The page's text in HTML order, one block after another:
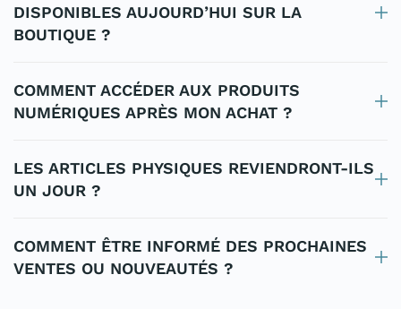
DISPONIBLES AUJOURD’HUI SUR LA
BOUTIQUE ?
COMMENT ACCÉDER AUX PRODUITS
NUMÉRIQUES APRÈS MON ACHAT ?
LES ARTICLES PHYSIQUES REVIENDRONT-ILS
UN JOUR ?
COMMENT ÊTRE INFORMÉ DES PROCHAINES
VENTES OU NOUVEAUTÉS ?